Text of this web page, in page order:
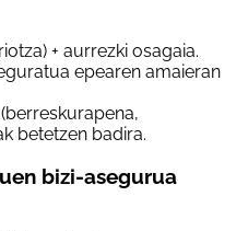
+ aurrezki osagaia.
epearen amaieran
betetzen badira.
bizi-asegurua